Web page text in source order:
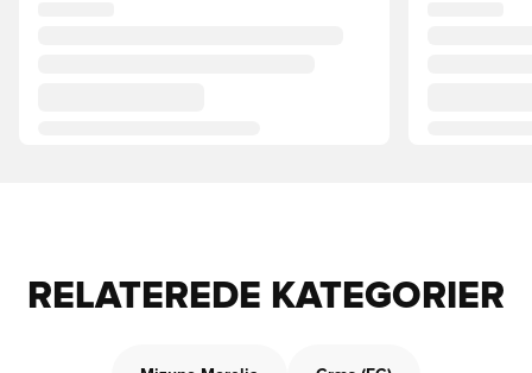
RELATEREDE KATEGORIER